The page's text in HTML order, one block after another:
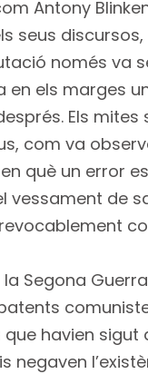
Antony
seus
només va
en els marges
Els mites
com va
què un error
vessament de
Segona
que havien
negaven